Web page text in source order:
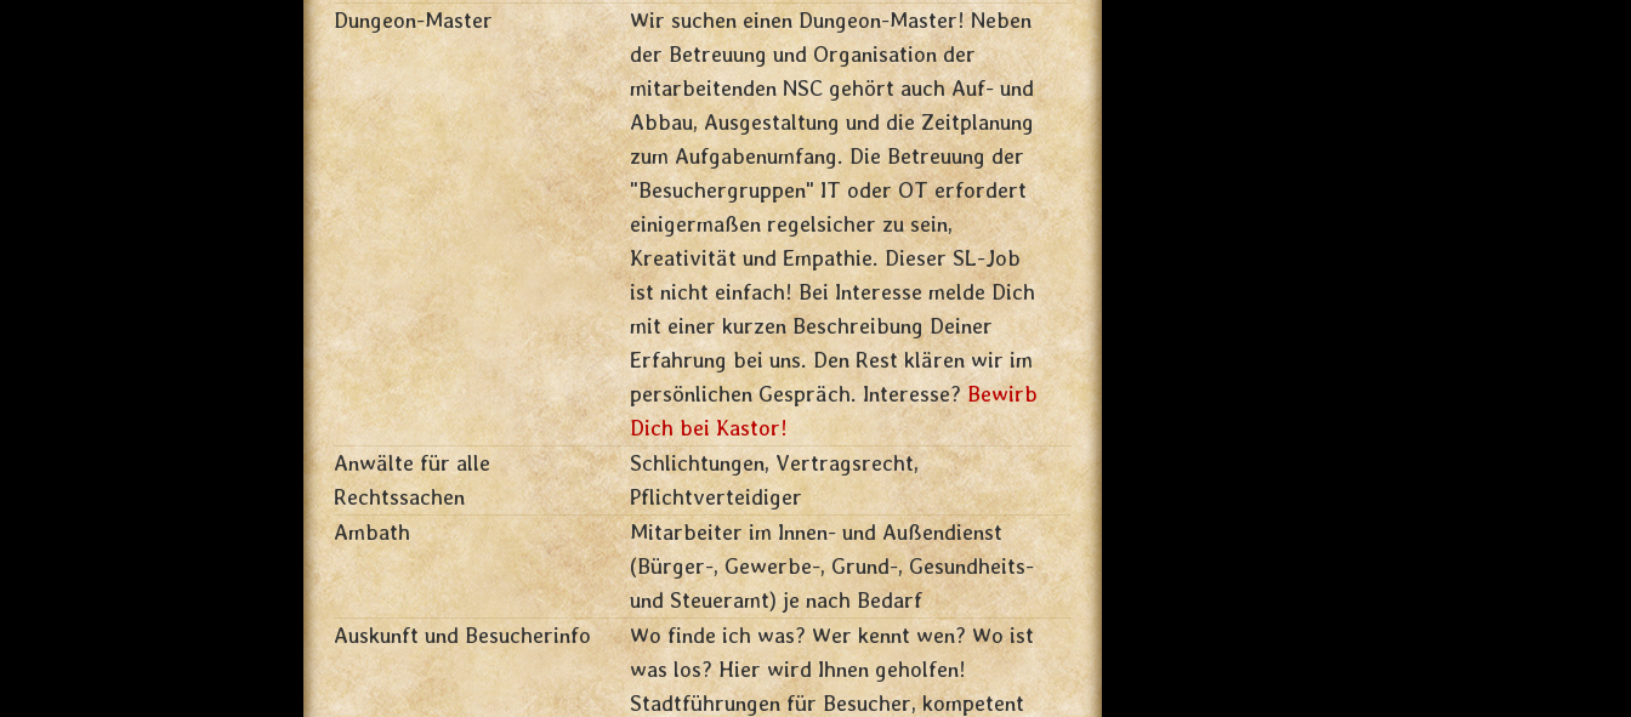
Dungeon-Master
Wir suchen einen Dungeon-Master! Neben
der Betreuung und Organisation der
mitarbeitenden NSC gehört auch Auf- und
Abbau, Ausgestaltung und die Zeitplanung
zum Aufgabenumfang. Die Betreuung der
"Besuchergruppen" IT oder OT erfordert
einigermaßen regelsicher zu sein,
Kreativität und Empathie. Dieser SL-Job
ist nicht einfach! Bei Interesse melde Dich
mit einer kurzen Beschreibung Deiner
Erfahrung bei uns. Den Rest klären wir im
persönlichen Gespräch. Interesse?Bewirb
Dich bei Kastor!
Anwälte für alle
Rechtssachen
Schlichtungen, Vertragsrecht,
Pflichtverteidiger
Ambath
Mitarbeiter im Innen- und Außendienst
(Bürger-, Gewerbe-, Grund-, Gesundheits-
und Steueramt) je nach Bedarf
Auskunft und Besucherinfo
Wo finde ich was? Wer kennt wen? Wo ist
was los? Hier wird Ihnen geholfen!
Stadtführungen für Besucher, kompetent